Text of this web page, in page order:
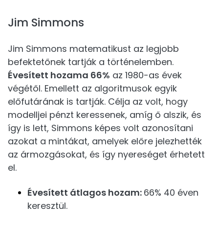
Jim Simmons
Jim Simmons matematikust az legjobb
befektetőnek tartják a történelemben.
Évesített hozama 66% az 1980-as évek
végétől. Emellett az algoritmusok egyik
előfutárának is tartják. Célja az volt, hogy
modelljei pénzt keressenek, amíg ő alszik, és
így is lett, Simmons képes volt azonosítani
azokat a mintákat, amelyek előre jelezhették
az ármozgásokat, és így nyereséget érhetett
el.
Évesített átlagos hozam: 66% 40 éven
keresztül.